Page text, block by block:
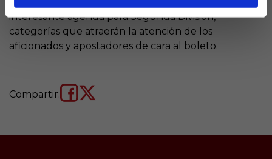
interesante agenda para Segunda División,
categorías que atraerán la atención de los
aficionados y apostadores de cara al boleto.
Compartir: